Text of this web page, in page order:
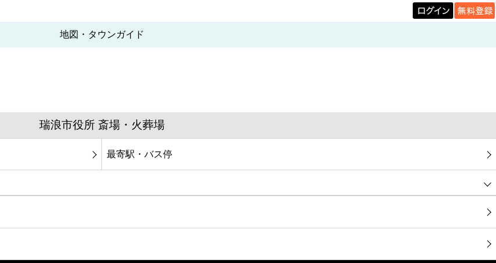
地図・タウンガイド
瑞浪市役所 斎場・火葬場
最寄駅・バス停